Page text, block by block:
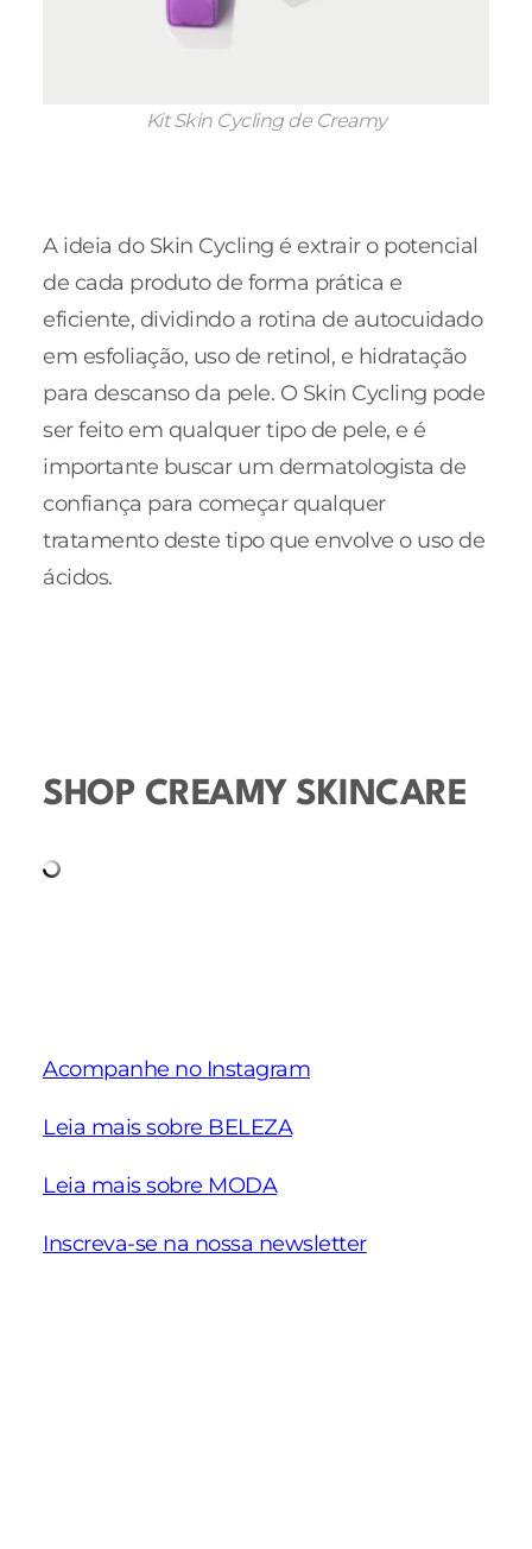
Kit Skin Cycling de Creamy
A ideia do Skin Cycling é extrair o potencial
de cada produto de forma prática e
eficiente, dividindo a rotina de autocuidado
em esfoliação, uso de retinol, e hidratação
para descanso da pele. O Skin Cycling pode
ser feito em qualquer tipo de pele, e é
importante buscar um dermatologista de
confiança para começar qualquer
tratamento deste tipo que envolve o uso de
ácidos.
SHOP CREAMY SKINCARE
Acompanhe no Instagram
Leia mais sobre BELEZA
Leia mais sobre MODA
Inscreva-se na nossa newsletter